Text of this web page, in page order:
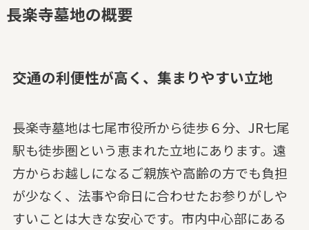
長楽寺墓地の概要
交通の利便性が高く、集まりやすい立地
長楽寺墓地は七尾市役所から徒歩６分、JR七尾
駅も徒歩圏という恵まれた立地にあります。遠
方からお越しになるご親族や高齢の方でも負担
が少なく、法事や命日に合わせたお参りがしや
すいことは大きな安心です。市内中心部にある